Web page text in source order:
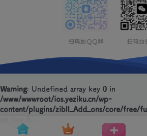
扫码加QQ群 扫码加
Warning: Undefined array key 0 in
/www/wwwroot/ios.yeziku.cn/wp-
content/plugins/zibll_Add_ons/core/free/
5